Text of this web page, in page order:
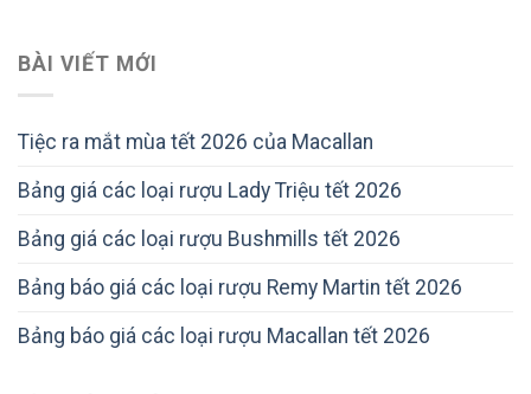
BÀI VIẾT MỚI
Tiệc ra mắt mùa tết 2026 của Macallan
Bảng giá các loại rượu Lady Triệu tết 2026
Bảng giá các loại rượu Bushmills tết 2026
Bảng báo giá các loại rượu Remy Martin tết 2026
Bảng báo giá các loại rượu Macallan tết 2026